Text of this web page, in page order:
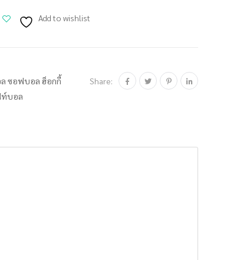
Add to wishlist
ซอฟบอล ฮ็อกกี้
บอล
Share: